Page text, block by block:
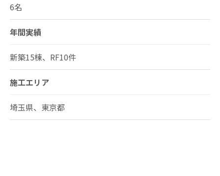
6名
年間実績
新築15棟、RF10件
施工エリア
埼玉県、東京都